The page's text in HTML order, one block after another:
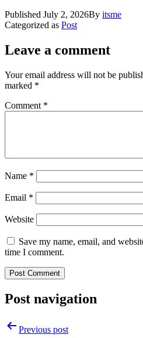
Published July 2, 2026By itsme
Categorized as Post
Leave a comment
Your email address will not be
marked *
Comment *
Name *
Email *
Website
Save my name, email, and
time I comment.
Post navigation
Previous post